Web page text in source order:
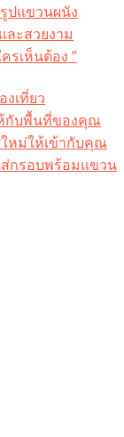
ปแขวนผนัง
ะสวยงาม
รเห็นต้อง ”
เที่ยว
กับพื้นที่ของคุณ
หม่ให้เข้ากับคุณ
กรอบพร้อมแขวน​